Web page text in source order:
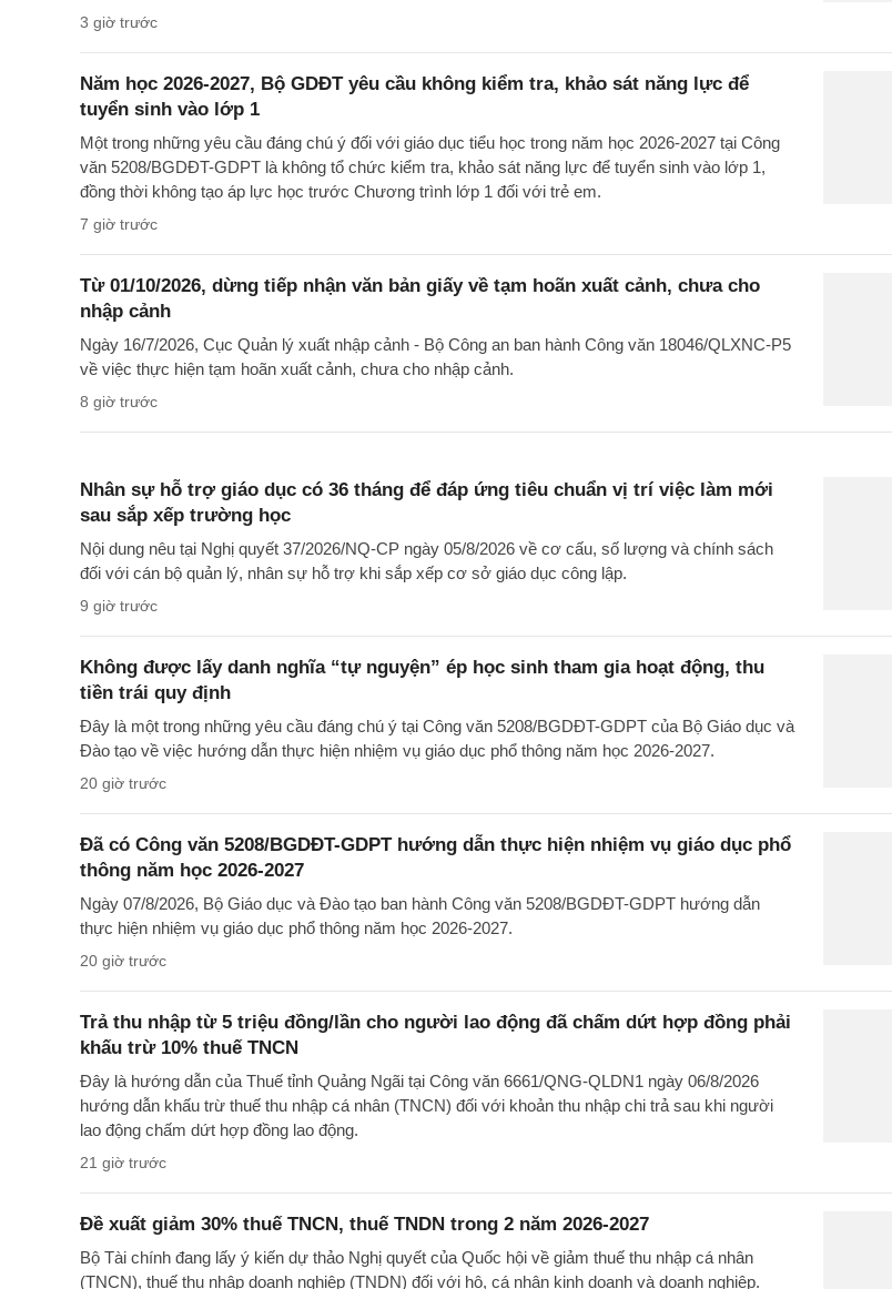
3 giờ trước
Năm học 2026-2027, Bộ GDĐT yêu cầu không kiểm tra, khảo sát năng lực để
tuyển sinh vào lớp 1
Một trong những yêu cầu đáng chú ý đối với giáo dục tiểu học trong năm học 2026-2027 tại Công
văn 5208/BGDĐT-GDPT là không tổ chức kiểm tra, khảo sát năng lực để tuyển sinh vào lớp 1,
đồng thời không tạo áp lực học trước Chương trình lớp 1 đối với trẻ em.
7 giờ trước
Từ 01/10/2026, dừng tiếp nhận văn bản giấy về tạm hoãn xuất cảnh, chưa cho
nhập cảnh
Ngày 16/7/2026, Cục Quản lý xuất nhập cảnh - Bộ Công an ban hành Công văn 18046/QLXNC-P5
về việc thực hiện tạm hoãn xuất cảnh, chưa cho nhập cảnh.
8 giờ trước
Nhân sự hỗ trợ giáo dục có 36 tháng để đáp ứng tiêu chuẩn vị trí việc làm mới
sau sắp xếp trường học
Nội dung nêu tại Nghị quyết 37/2026/NQ-CP ngày 05/8/2026 về cơ cấu, số lượng và chính sách
đối với cán bộ quản lý, nhân sự hỗ trợ khi sắp xếp cơ sở giáo dục công lập.
9 giờ trước
Không được lấy danh nghĩa “tự nguyện” ép học sinh tham gia hoạt động, thu
tiền trái quy định
Đây là một trong những yêu cầu đáng chú ý tại Công văn 5208/BGDĐT-GDPT của Bộ Giáo dục và
Đào tạo về việc hướng dẫn thực hiện nhiệm vụ giáo dục phổ thông năm học 2026-2027.
20 giờ trước
Đã có Công văn 5208/BGDĐT-GDPT hướng dẫn thực hiện nhiệm vụ giáo dục phổ
thông năm học 2026-2027
Ngày 07/8/2026, Bộ Giáo dục và Đào tạo ban hành Công văn 5208/BGDĐT-GDPT hướng dẫn
thực hiện nhiệm vụ giáo dục phổ thông năm học 2026-2027.
20 giờ trước
Trả thu nhập từ 5 triệu đồng/lần cho người lao động đã chấm dứt hợp đồng phải
khấu trừ 10% thuế TNCN
Đây là hướng dẫn của Thuế tỉnh Quảng Ngãi tại Công văn 6661/QNG-QLDN1 ngày 06/8/2026
hướng dẫn khấu trừ thuế thu nhập cá nhân (TNCN) đối với khoản thu nhập chi trả sau khi người
lao động chấm dứt hợp đồng lao động.
21 giờ trước
Đề xuất giảm 30% thuế TNCN, thuế TNDN trong 2 năm 2026-2027
Bộ Tài chính đang lấy ý kiến dự thảo Nghị quyết của Quốc hội về giảm thuế thu nhập cá nhân
(TNCN), thuế thu nhập doanh nghiệp (TNDN) đối với hộ, cá nhân kinh doanh và doanh nghiệp.